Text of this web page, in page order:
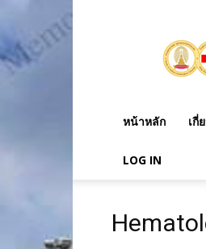
วิชา
กุมาร
เวชศาสตร์
หน้าหลัก เกี่
LOG IN